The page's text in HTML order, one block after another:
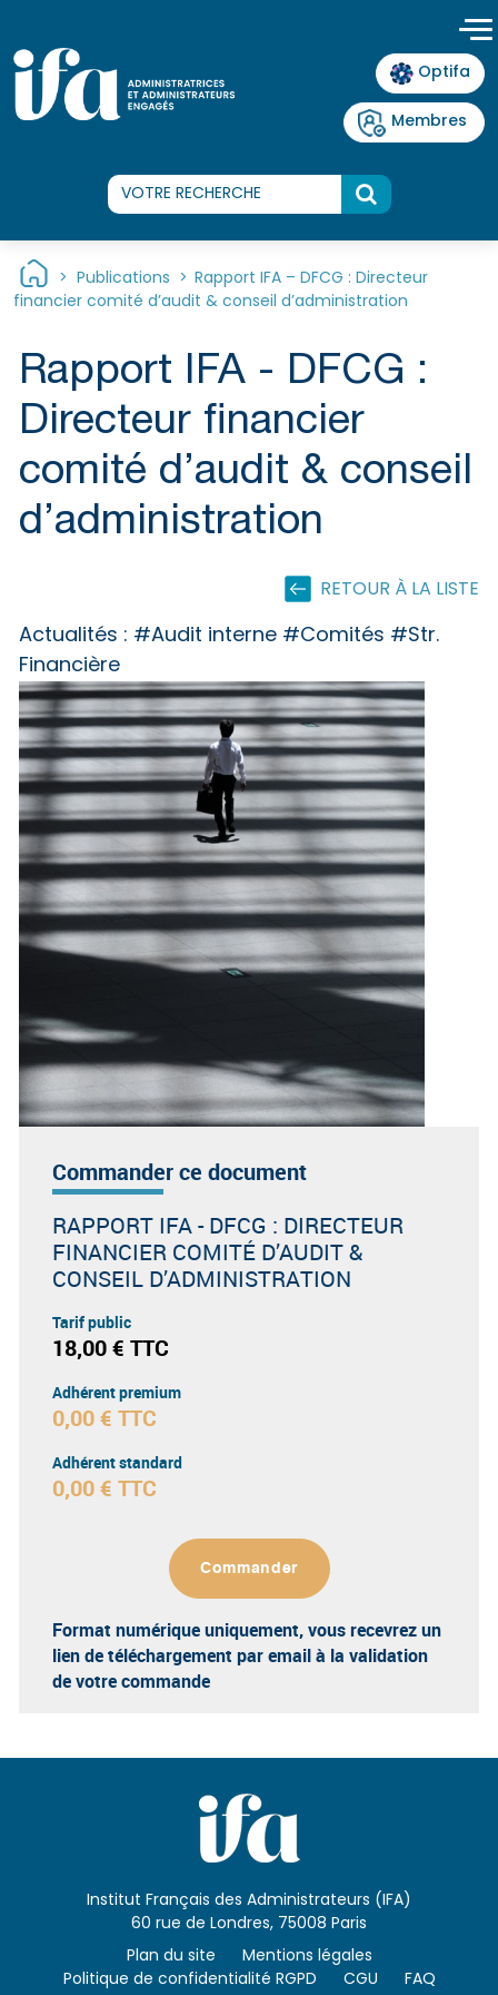
Optifa
Membres
> Publications > Rapport IFA – DFCG : Directeur
financier comité d’audit & conseil d’administration
Rapport IFA - DFCG :
Directeur financier
comité d’audit & conseil
d’administration
RETOUR À LA LISTE
Actualités : #Audit interne #Comités #Str.
Financière
Commander ce document
RAPPORT IFA - DFCG : DIRECTEUR
FINANCIER COMITÉ D’AUDIT &
CONSEIL D’ADMINISTRATION
Tarif public
18,00 € TTC
Adhérent premium
0,00 € TTC
Adhérent standard
0,00 € TTC
Commander
Format numérique uniquement, vous recevrez un
lien de téléchargement par email à la validation
de votre commande
Institut Français des Administrateurs (IFA)
60 rue de Londres, 75008 Paris
Plan du site
Mentions légales
Politique de confidentialité RGPD
CGU FAQ